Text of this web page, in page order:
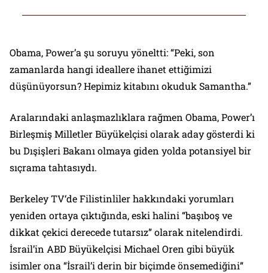
Obama, Power’a şu soruyu yöneltti: “Peki, son
zamanlarda hangi ideallere ihanet ettiğimizi
düşünüyorsun? Hepimiz kitabını okuduk Samantha.”
Aralarındaki anlaşmazlıklara rağmen Obama, Power’ı
Birleşmiş Milletler Büyükelçisi olarak aday gösterdi ki
bu Dışişleri Bakanı olmaya giden yolda potansiyel bir
sıçrama tahtasıydı.
Berkeley TV‘de Filistinliler hakkındaki yorumları
yeniden ortaya çıktığında, eski halini “başıboş ve
dikkat çekici derecede tutarsız” olarak nitelendirdi.
İsrail’in ABD Büyükelçisi Michael Oren gibi büyük
isimler ona “İsrail’i derin bir biçimde önsemediğini”